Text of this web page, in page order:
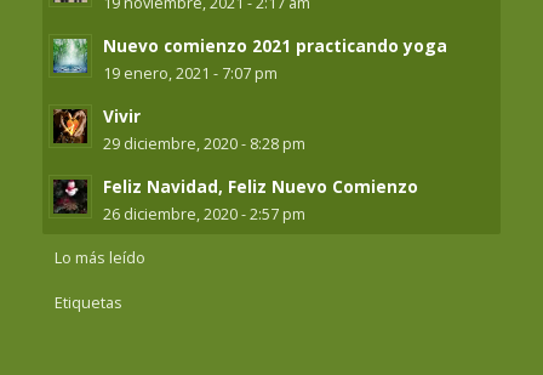
Nuevo comienzo 2021 practicando yoga
19 enero, 2021 - 7:07 pm
Vivir
29 diciembre, 2020 - 8:28 pm
Feliz Navidad, Feliz Nuevo Comienzo
26 diciembre, 2020 - 2:57 pm
Lo más leído
Etiquetas